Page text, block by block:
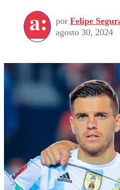
por Felipe
agosto 30, 2024